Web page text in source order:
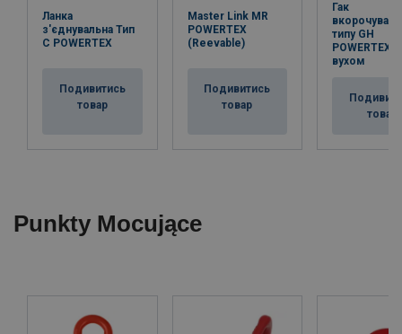
Ланка
з'єднувальна Тип
С POWERTEX
Подивитись
товар
Master Link MR
POWERTEX
(Reevable)
Подивитись
товар
Гак
типу GH
POWERTEX з
вухом
товар
Punkty Mocujące